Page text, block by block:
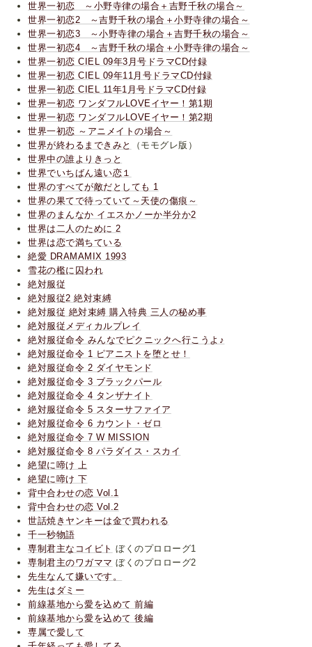
世界一初恋 ～小野寺律の場合＋吉野千秋の場合～
世界一初恋2 ～吉野千秋の場合＋小野寺律の場合～
世界一初恋3 ～小野寺律の場合＋吉野千秋の場合～
世界一初恋4 ～吉野千秋の場合＋小野寺律の場合～
世界一初恋 CIEL 09年3月号ドラマCD付録
世界一初恋 CIEL 09年11月号ドラマCD付録
世界一初恋 CIEL 11年1月号ドラマCD付録
世界一初恋 ワンダフルLOVEイヤー！第1期
世界一初恋 ワンダフルLOVEイヤー！第2期
世界一初恋 ～アニメイトの場合～
世界が終わるまできみと
（モモグレ版）
世界中の誰よりきっと
世界でいちばん遠い恋１
世界のすべてが敵だとしても 1
世界の果てで待っていて～天使の傷痕～
世界のまんなか イエスかノーか半分か2
世界は二人のために 2
世界は恋で満ちている
絶愛 DRAMAMIX 1993
雪花の檻に囚われ
絶対服従
絶対服従2 絶対束縛
絶対服従 絶対束縛 購入特典 三人の秘め事
絶対服従メディカルプレイ
絶対服従命令 みんなでピクニックへ行こうよ♪
絶対服従命令 1 ピアニストを堕とせ！
絶対服従命令 2 ダイヤモンド
絶対服従命令 3 ブラックパール
絶対服従命令 4 タンザナイト
絶対服従命令 5 スターサファイア
絶対服従命令 6 カウント・ゼロ
絶対服従命令 7 W MISSION
絶対服従命令 8 パラダイス・スカイ
絶望に啼け 上
絶望に啼け 下
背中合わせの恋 Vol.1
背中合わせの恋 Vol.2
世話焼きヤンキーは金で買われる
千一秒物語
専制君主なコイビト ぼくのプロローグ1
専制君主のワガママ ぼくのプロローグ2
先生なんて嫌いです。
先生はダミー
前線基地から愛を込めて 前編
前線基地から愛を込めて 後編
専属で愛して